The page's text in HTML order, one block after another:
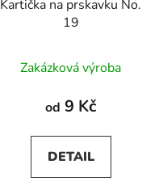
Kartička na prskavku No.
19
Zakázková výroba
od 9 Kč
DETAIL